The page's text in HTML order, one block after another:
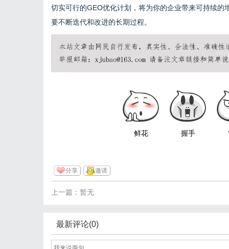
切实可行的GEO优化计划，将为你的企业带来可持续
要不断迭代和改进的长期过程。
鲜花 握手
分享 邀请
上一篇：暂无
最新评论(0)